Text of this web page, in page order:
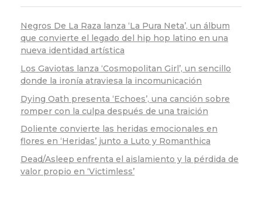
Negros De La Raza lanza ‘La Pura Neta’, un álbum
que convierte el legado del hip hop latino en una
nueva identidad artística
Los Gaviotas lanza ‘Cosmopolitan Girl’, un sencillo
donde la ironía atraviesa la incomunicación
Dying Oath presenta ‘Echoes’, una canción sobre
romper con la culpa después de una traición
Doliente convierte las heridas emocionales en
flores en ‘Heridas’ junto a Luto y Romanthica
Dead/Asleep enfrenta el aislamiento y la pérdida de
valor propio en ‘Victimless’